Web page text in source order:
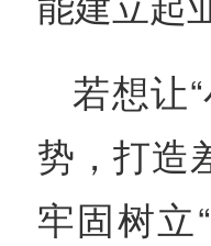
若想让
势，打造
牢固树立